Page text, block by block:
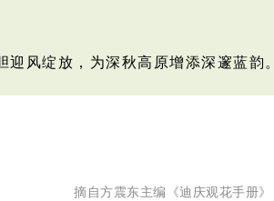
风绽放，为深秋高原增添深邃蓝韵。
摘自方震东主编《迪庆观花手册》